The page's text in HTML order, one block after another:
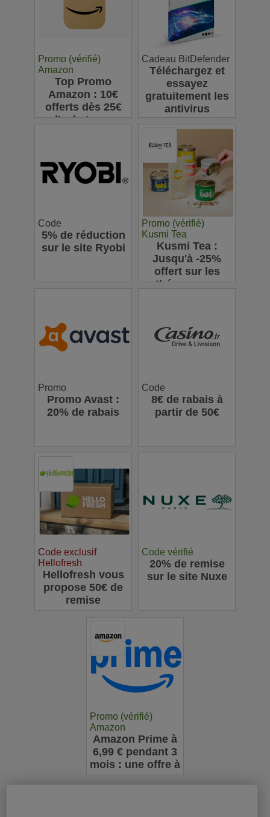
Promo (vérifié)
Amazon
Top Promo
Amazon : 10€
offerts dès 25€
d’achats sur
Cadeau BitDefender
Téléchargez et
essayez
gratuitement les
antivirus
Code
5% de réduction
sur le site Ryobi
Promo (vérifié)
Kusmi Tea
Kusmi Tea :
Jusqu'à -25%
offert sur les
thés en vrac
Promo
Promo Avast :
20% de rabais
Code
8€ de rabais à
partir de 50€
Code exclusif
Hellofresh
Hellofresh vous
propose 50€ de
remise
Code vérifié
20% de remise
sur le site Nuxe
Promo (vérifié)
Amazon
Amazon Prime à
6,99 € pendant 3
mois : une offre à